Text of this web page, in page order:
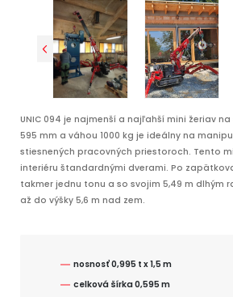
UNIC 094 je najmenší a najľahší mini žeriav
595 mm a váhou 1000 kg je ideálny na
stiesnených pracovných priestoroch. Tento
interiéru štandardnými dverami. Po
takmer jednu tonu a so svojim 5,49 m dlhým
až do výšky 5,6 m nad zem.
nosnosť 0,995 t x 1,5 m
celková šírka 0,595 m